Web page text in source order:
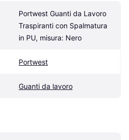
Portwest Guanti da Lavoro
Traspiranti con Spalmatura
in PU, misura: Nero
Portwest
Guanti da lavoro